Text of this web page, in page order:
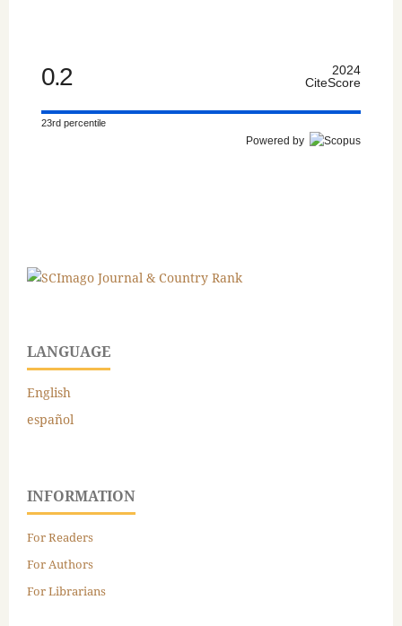
0.2
2024
CiteScore
23rd percentile
Powered by
LANGUAGE
English
español
INFORMATION
For Readers
For Authors
For Librarians